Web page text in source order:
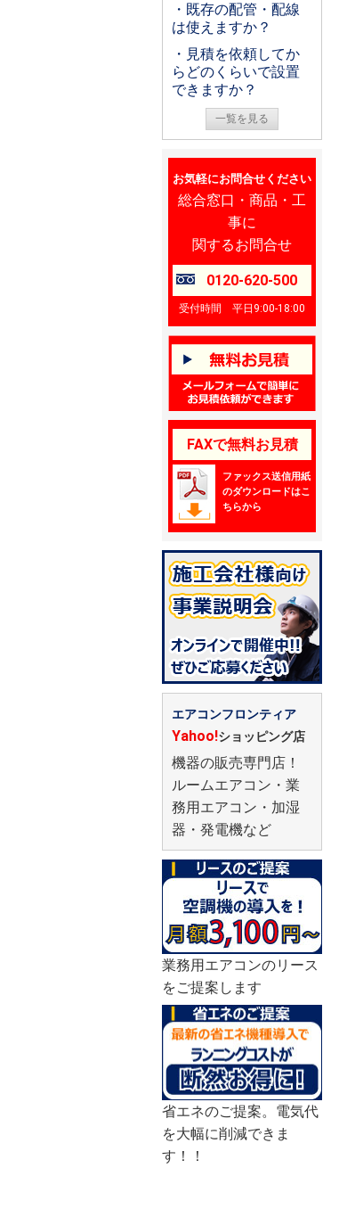
・既存の配管・配線
は使えますか？
・見積を依頼してか
らどのくらいで設置
できますか？
一覧を見る
お気軽にお問合せください
総合窓口・商品・工
事に
関するお問合せ
0120-620-500
受付時間 平日9:00-18:00
FAXで無料お見積
ファックス送信用紙
のダウンロードはこ
ちらから
エアコンフロンティア
Yahoo!ショッピング店
機器の販売専門店！
ルームエアコン・業
務用エアコン・加湿
器・発電機など
業務用エアコンのリース
をご提案します
省エネのご提案。電気代
を大幅に削減できま
す！！